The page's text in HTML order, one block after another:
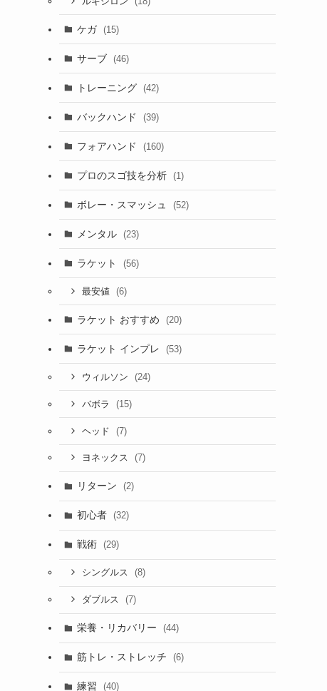
ケガ (15)
サーブ (46)
トレーニング (42)
バックハンド (39)
フォアハンド (160)
プロのスゴ技を分析 (1)
ボレー・スマッシュ (52)
メンタル (23)
ラケット (56)
最安値 (6)
ラケット おすすめ (20)
ラケット インプレ (53)
ウィルソン (24)
バボラ (15)
ヘッド (7)
ヨネックス (7)
リターン (2)
初心者 (32)
戦術 (29)
シングルス (8)
ダブルス (7)
栄養・リカバリー (44)
筋トレ・ストレッチ (6)
練習 (40)